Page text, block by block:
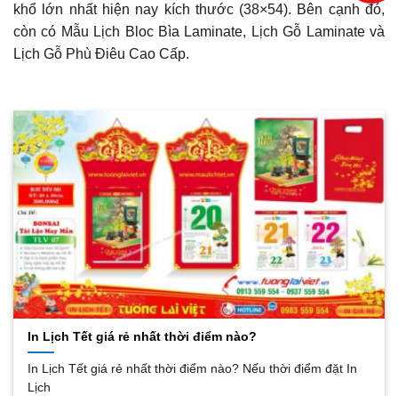
khổ lớn nhất hiện nay kích thước (38×54). Bên cạnh đó,
còn có Mẫu Lịch Bloc Bìa Laminate, Lịch Gỗ Laminate và
Lịch Gỗ Phù Điêu Cao Cấp.
In Lịch Tết giá rẻ nhất thời điểm nào?
In Lịch Tết giá rẻ nhất thời điểm nào? Nếu thời điểm đặt In
Lịch